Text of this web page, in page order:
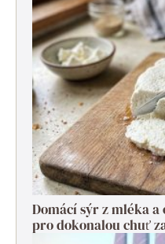
Domácí sýr z mléka
pro dokonalou chuť